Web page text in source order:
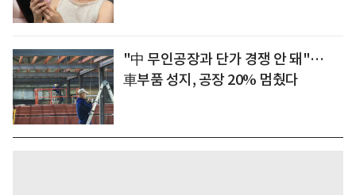
"中 무인공장과 단가 경쟁 안 돼"…
車부품 성지, 공장 20% 멈췄다